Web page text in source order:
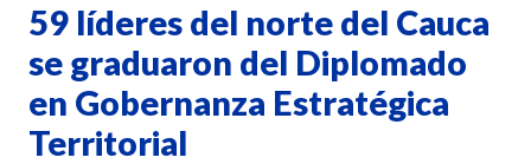
59 líderes del norte del Cauca
se graduaron del Diplomado
en Gobernanza Estratégica
Territorial